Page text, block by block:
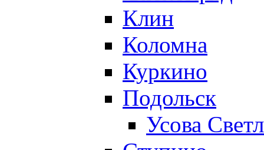
Клин
Коломна
Куркино
Подольск
Усова